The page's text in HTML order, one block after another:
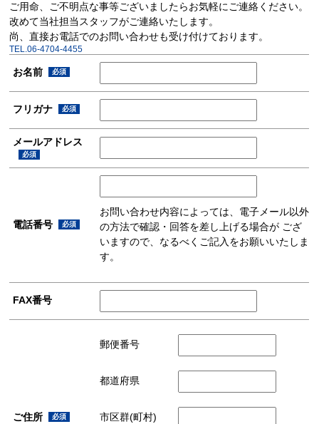
ご用命、ご不明点な事等ございましたらお気軽にご連絡ください。
改めて当社担当スタッフがご連絡いたします。
尚、直接お電話でのお問い合わせも受け付けております。
TEL.06-4704-4455
お名前 必須
フリガナ 必須
メールアドレス
必須
電話番号 必須
お問い合わせ内容によっては、電子メール以外
の方法で確認・回答を差し上げる場合が ござ
いますので、なるべくご記入をお願いいたしま
す。
FAX番号
ご住所 必須
郵便番号
都道府県
市区群(町村)